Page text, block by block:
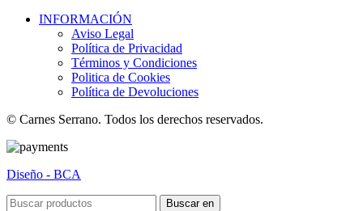
INFORMACIÓN
Aviso Legal
Política de Privacidad
Términos y Condiciones
Politica de Cookies
Política de Devoluciones
© Carnes Serrano. Todos los derechos reservados.
Diseño - BCA
Buscar en